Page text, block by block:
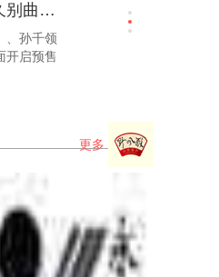
曲
、、孙千领
预售
青导演的青
更多